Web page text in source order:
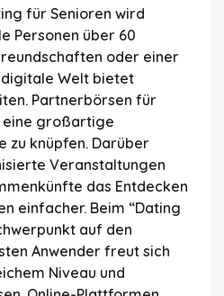
für Senioren wird
Personen über 60
oder einer
Welt bietet
Partnerbörsen für
eine großartige
zu knüpfen. Darüber
Veranstaltungen
das Entdecken
einfacher. Beim “Dating
auf den
Anwender freut sich
Niveau und